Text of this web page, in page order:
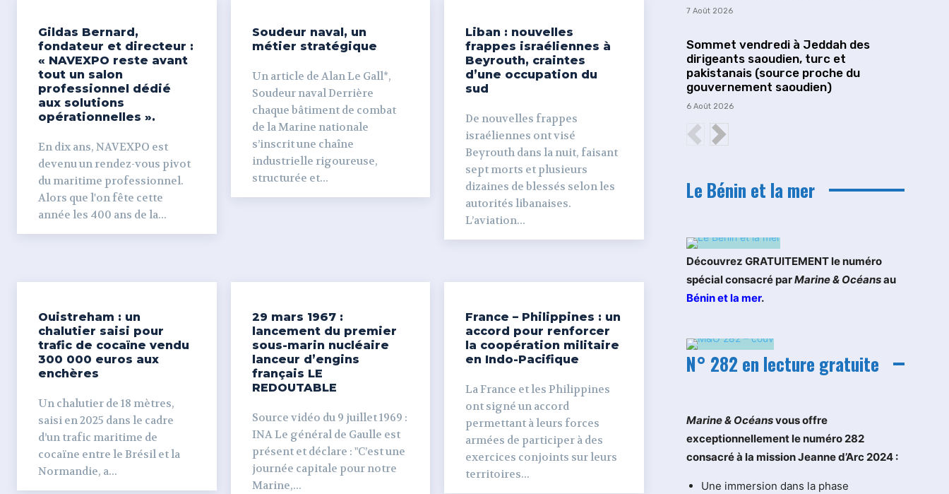
Gildas Bernard,
fondateur et directeur :
« NAVEXPO reste avant
tout un salon
professionnel dédié
aux solutions
opérationnelles ».
En dix ans, NAVEXPO est
devenu un rendez-vous pivot
du maritime professionnel.
Alors que l'on fête cette
année les 400 ans de la...
Soudeur naval, un
métier stratégique
Un article de Alan Le Gall*,
Soudeur naval Derrière
chaque bâtiment de combat
de la Marine nationale
s’inscrit une chaîne
industrielle rigoureuse,
structurée et...
Liban : nouvelles
frappes israéliennes à
Beyrouth, craintes
d’une occupation du
sud
De nouvelles frappes
israéliennes ont visé
Beyrouth dans la nuit, faisant
sept morts et plusieurs
dizaines de blessés selon les
autorités libanaises.
L’aviation...
Ouistreham : un
chalutier saisi pour
trafic de cocaïne vendu
300 000 euros aux
enchères
Un chalutier de 18 mètres,
saisi en 2025 dans le cadre
d’un trafic maritime de
cocaïne entre le Brésil et la
Normandie, a...
29 mars 1967 :
lancement du premier
sous-marin nucléaire
lanceur d’engins
français LE
REDOUTABLE
Source vidéo du 9 juillet 1969 :
INA Le général de Gaulle est
présent et déclare : "C’est une
journée capitale pour notre
Marine,...
France – Philippines : un
accord pour renforcer
la coopération militaire
en Indo-Pacifique
La France et les Philippines
ont signé un accord
permettant à leurs forces
armées de participer à des
exercices conjoints sur leurs
territoires...
7 Août 2026
Sommet vendredi à Jeddah des
dirigeants saoudien, turc et
pakistanais (source proche du
gouvernement saoudien)
6 Août 2026
Le Bénin et la mer
Découvrez GRATUITEMENT le numéro
spécial consacré parMarine & Océansau
Bénin et la mer.
N° 282 en lecture gratuite
Marine & Océansvous offre
exceptionnellement le numéro 282
consacré à la mission Jeanne d’Arc 2024 :
Une immersion dans la phase